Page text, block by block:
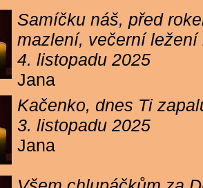
Samíčku náš, před
mazlení, večerní
4. listopadu 2025
Jana
Kačenko, dnes Ti
3. listopadu 2025
Jana